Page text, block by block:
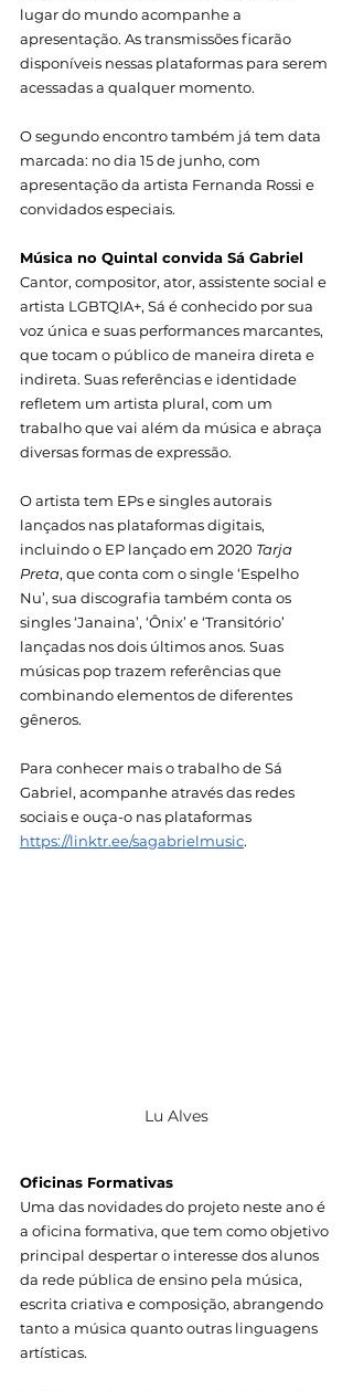
lugar do mundo acompanhe a
apresentação. As transmissões ficarão
disponíveis nessas plataformas para serem
acessadas a qualquer momento.
O segundo encontro também já tem data
marcada: no dia 15 de junho, com
apresentação da artista Fernanda Rossi e
convidados especiais.
Música no Quintal convida Sá Gabriel
Cantor, compositor, ator, assistente social e
artista LGBTQIA+, Sá é conhecido por sua
voz única e suas performances marcantes,
que tocam o público de maneira direta e
indireta. Suas referências e identidade
refletem um artista plural, com um
trabalho que vai além da música e abraça
diversas formas de expressão.
O artista tem EPs e singles autorais
lançados nas plataformas digitais,
incluindo o EP lançado em 2020 Tarja
Preta, que conta com o single ‘Espelho
Nu’, sua discografia também conta os
singles ‘Janaina’, ‘Ônix’ e ‘Transitório’
lançadas nos dois últimos anos. Suas
músicas pop trazem referências que
combinando elementos de diferentes
gêneros.
Para conhecer mais o trabalho de Sá
Gabriel, acompanhe através das redes
sociais e ouça-o nas plataformas
https://linktr.ee/sagabrielmusic.
Lu Alves
Oficinas Formativas
Uma das novidades do projeto neste ano é
a oficina formativa, que tem como objetivo
principal despertar o interesse dos alunos
da rede pública de ensino pela música,
escrita criativa e composição, abrangendo
tanto a música quanto outras linguagens
artísticas.